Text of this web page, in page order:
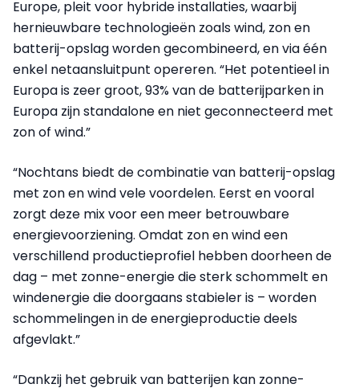
Europe, pleit voor hybride installaties, waarbij
hernieuwbare technologieën zoals wind, zon en
batterij-opslag worden gecombineerd, en via één
enkel netaansluitpunt opereren. “Het potentieel in
Europa is zeer groot, 93% van de batterijparken in
Europa zijn standalone en niet geconnecteerd met
zon of wind.”
“Nochtans biedt de combinatie van batterij-opslag
met zon en wind vele voordelen. Eerst en vooral
zorgt deze mix voor een meer betrouwbare
energievoorziening. Omdat zon en wind een
verschillend productieprofiel hebben doorheen de
dag – met zonne-energie die sterk schommelt en
windenergie die doorgaans stabieler is – worden
schommelingen in de energieproductie deels
afgevlakt.”
“Dankzij het gebruik van batterijen kan zonne-